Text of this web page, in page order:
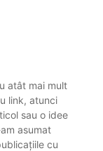
atât mai mult
link, atunci
sau o idee
asumat
cu